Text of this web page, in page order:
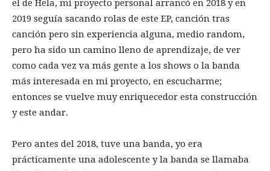
el de Hela, mi proyecto personal arrancó en 2018 y en
2019 seguía sacando rolas de este EP, canción tras
canción pero sin experiencia alguna, medio random,
pero ha sido un camino lleno de aprendizaje, de ver
como cada vez va más gente a los shows o la banda
más interesada en mi proyecto, en escucharme;
entonces se vuelve muy enriquecedor esta construcción
y este andar.
Pero antes del 2018, tuve una banda, yo era
prácticamente una adolescente y la banda se llamaba